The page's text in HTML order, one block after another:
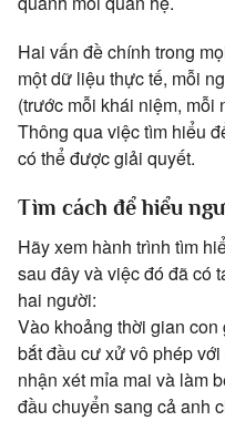
Hai vấn đề chính trong
một dữ liệu thực tế, mỗi
(trước mỗi khái niệm,
Thông qua việc tìm hiểu
có thể được giải quyết.
Tìm cách để hiểu
Hãy xem hành trình tìm
sau đây và việc đó đã có
hai người:
Vào khoảng thời gian
bắt đầu cư xử vô phép
nhận xét mỉa mai và làm
đầu chuyển sang cả anh